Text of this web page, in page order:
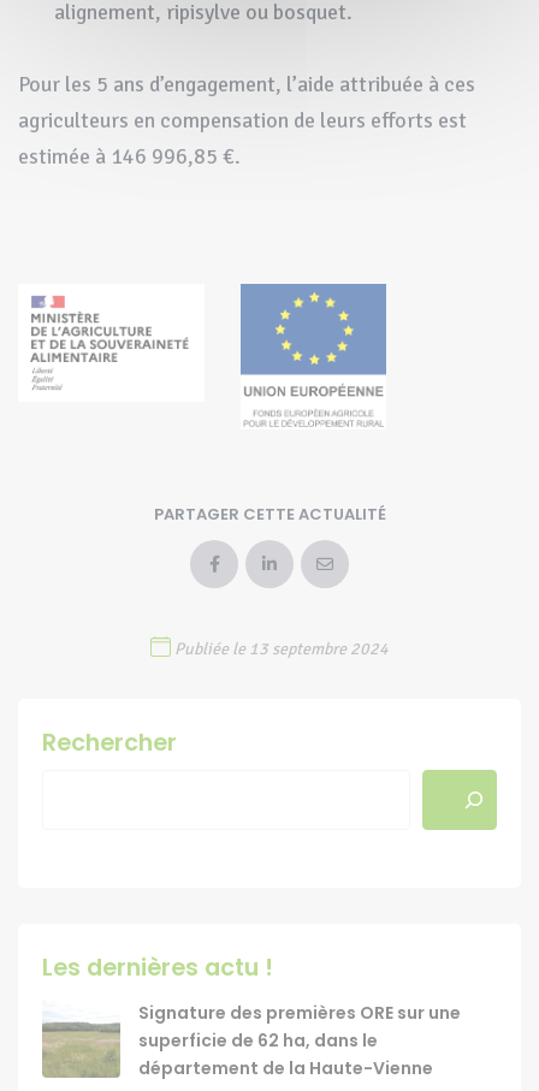
alignement, ripisylve ou bosquet.
Pour les 5 ans d’engagement, l’aide attribuée à ces
agriculteurs en compensation de leurs efforts est
estimée à 146 996,85 €.
PARTAGER CETTE ACTUALITÉ
Publiée le 13 septembre 2024
Rechercher
Les dernières actu !
Signature des premières ORE sur une
superficie de 62 ha, dans le
département de la Haute-Vienne